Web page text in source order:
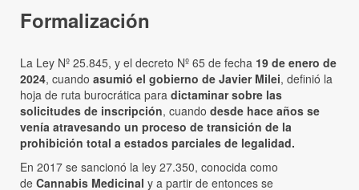
Formalización
La Ley Nº 25.845, y el decreto Nº 65 de fecha 19 de enero de
2024, cuando asumió el gobierno de Javier Milei, definió la
hoja de ruta burocrática para dictaminar sobre las
solicitudes de inscripción, cuando desde hace años se
venía atravesando un proceso de transición de la
prohibición total a estados parciales de legalidad.
En 2017 se sancionó la ley 27.350, conocida como
de Cannabis Medicinal y a partir de entonces se